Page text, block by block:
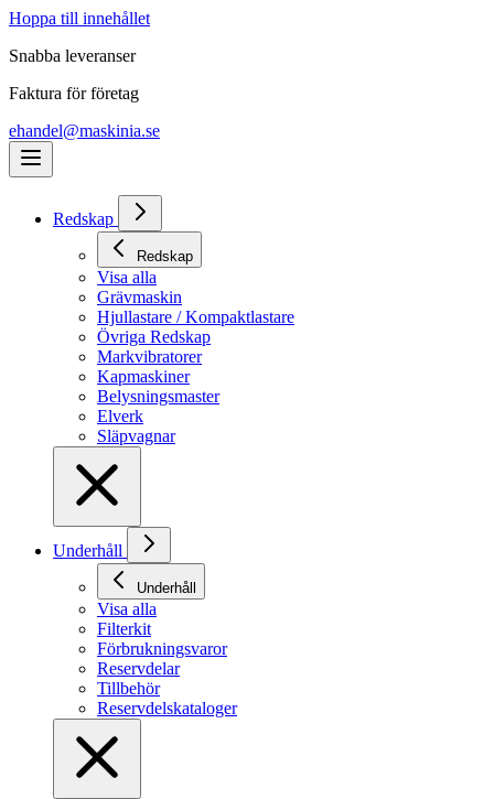
Hoppa till innehållet
Snabba leveranser
Faktura för företag
ehandel@maskinia.se
Redskap
Redskap
Visa alla
Grävmaskin
Hjullastare / Kompaktlastare
Övriga Redskap
Markvibratorer
Kapmaskiner
Belysningsmaster
Elverk
Släpvagnar
Underhåll
Underhåll
Visa alla
Filterkit
Förbrukningsvaror
Reservdelar
Tillbehör
Reservdelskataloger